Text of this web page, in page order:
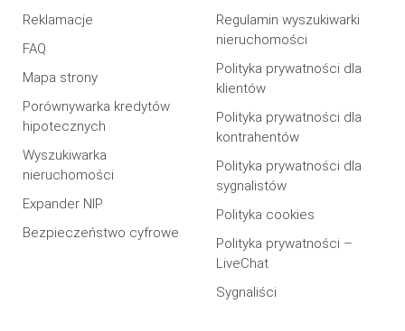
Reklamacje
FAQ
Mapa strony
Porównywarka kredytów
hipotecznych
Wyszukiwarka
nieruchomości
Expander NIP
Bezpieczeństwo cyfrowe
Regulamin wyszukiwarki
nieruchomości
Polityka prywatności dla
klientów
Polityka prywatności dla
kontrahentów
Polityka prywatności dla
sygnalistów
Polityka cookies
Polityka prywatności –
LiveChat
Sygnaliści